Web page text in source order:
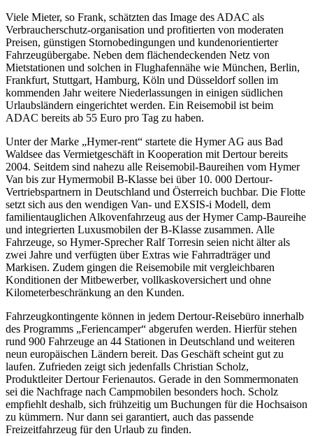
Viele Mieter, so Frank, schätzten das Image des ADAC als
Verbraucherschutz-organisation und profitierten von moderaten
Preisen, günstigen Stornobedingungen und kundenorientierter
Fahrzeugübergabe. Neben dem flächendeckenden Netz von
Mietstationen und solchen in Flughafennähe wie München, Berlin,
Frankfurt, Stuttgart, Hamburg, Köln und Düsseldorf sollen im
kommenden Jahr weitere Niederlassungen in einigen südlichen
Urlaubsländern eingerichtet werden. Ein Reisemobil ist beim
ADAC bereits ab 55 Euro pro Tag zu haben.
Unter der Marke „Hymer-rent“ startete die Hymer AG aus Bad
Waldsee das Vermietgeschäft in Kooperation mit Dertour bereits
2004. Seitdem sind nahezu alle Reisemobil-Baureihen vom Hymer
Van bis zur Hymermobil B-Klasse bei über 10. 000 Dertour-
Vertriebspartnern in Deutschland und Österreich buchbar. Die Flotte
setzt sich aus den wendigen Van- und EXSIS-i Modell, dem
familientauglichen Alkovenfahrzeug aus der Hymer Camp-Baureihe
und integrierten Luxusmobilen der B-Klasse zusammen. Alle
Fahrzeuge, so Hymer-Sprecher Ralf Torresin seien nicht älter als
zwei Jahre und verfügten über Extras wie Fahrradträger und
Markisen. Zudem gingen die Reisemobile mit vergleichbaren
Konditionen der Mitbewerber, vollkaskoversichert und ohne
Kilometerbeschränkung an den Kunden.
Fahrzeugkontingente können in jedem Dertour-Reisebüro innerhalb
des Programms „Feriencamper“ abgerufen werden. Hierfür stehen
rund 900 Fahrzeuge an 44 Stationen in Deutschland und weiteren
neun europäischen Ländern bereit. Das Geschäft scheint gut zu
laufen. Zufrieden zeigt sich jedenfalls Christian Scholz,
Produktleiter Dertour Ferienautos. Gerade in den Sommermonaten
sei die Nachfrage nach Campmobilen besonders hoch. Scholz
empfiehlt deshalb, sich frühzeitig um Buchungen für die Hochsaison
zu kümmern. Nur dann sei garantiert, auch das passende
Freizeitfahrzeug für den Urlaub zu finden.